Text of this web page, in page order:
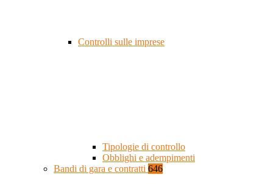
Controlli sulle imprese
Tipologie di controllo
Obblighi e adempimenti
Bandi di gara e contratti 646